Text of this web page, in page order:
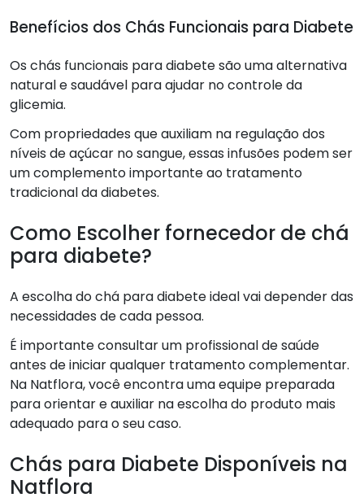
Benefícios dos Chás Funcionais para Diabete
Os chás funcionais para diabete são uma alternativa
natural e saudável para ajudar no controle da
glicemia.
Com propriedades que auxiliam na regulação dos
níveis de açúcar no sangue, essas infusões podem ser
um complemento importante ao tratamento
tradicional da diabetes.
Como Escolher fornecedor de chá
para diabete?
A escolha do chá para diabete ideal vai depender das
necessidades de cada pessoa.
É importante consultar um profissional de saúde
antes de iniciar qualquer tratamento complementar.
Na Natflora, você encontra uma equipe preparada
para orientar e auxiliar na escolha do produto mais
adequado para o seu caso.
Chás para Diabete Disponíveis na
Natflora